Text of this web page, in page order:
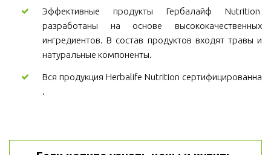
Эффективные продукты Гербалайф Nutrition
разработаны на основе высококачественных
ингредиентов. В состав продуктов входят травы и
натуральные компоненты.
Вся продукция Herbalife Nutrition сертифицированна
.